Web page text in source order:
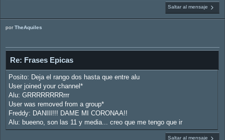
Saltar al mensaje
porTheAquiles
Re: Frases Epicas
Posito: Deja el rango dos hasta que entre alu
User joined your channel*
Alu: GRRRRRRRRrrr
User was removed from a group*
Freddy: DANIII!!! DAME MI CORONAA!!
Alu: bueeno, son las 11 y media... creo que me tengo que ir
Saltar al mensaje